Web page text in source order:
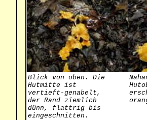
Blick von oben. Die
Hutmitte ist
vertieft-genabelt,
der Rand ziemlich
dünn, flattrig bis
eingeschnitten.